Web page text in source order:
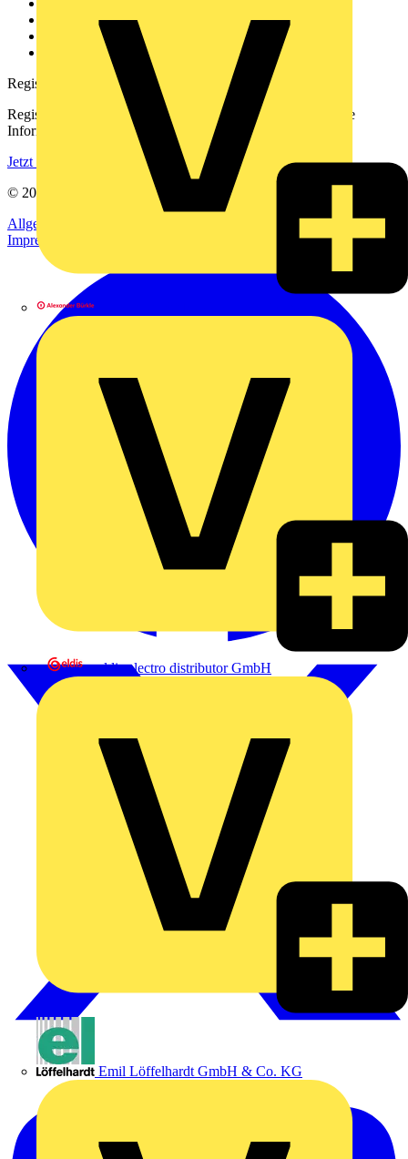
eldis electro distributor GmbH
Emil Löffelhardt GmbH & Co. KG
Downloadbereich (PDFs)
Häufig gestellte Fragen
voltimum.com
Registrierung
Registrieren Sie sich kostenlos und erhalten Sie stets aktuelle
Informationen aus der Elektroindustrie.
Jetzt registrieren
© 2002-
Allgemeine Geschäftsbedingungen
Datenschutzerklärung
Impressum